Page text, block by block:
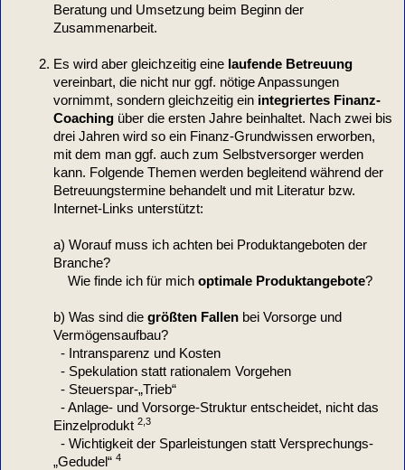
Beratung und Umsetzung beim Beginn der
Zusammenarbeit.
Es wird aber gleichzeitig eine laufende Betreuung
vereinbart, die nicht nur ggf. nötige Anpassungen
vornimmt, sondern gleichzeitig ein integriertes Finanz-
Coachingüber die ersten Jahre beinhaltet. Nach zwei bis
drei Jahren wird so ein Finanz-Grundwissen erworben,
mit dem man ggf. auch zum Selbstversorger werden
kann. Folgende Themen werden begleitend während der
Betreuungstermine behandelt und mit Literatur bzw.
Internet-Links unterstützt:
a) Worauf muss ich achten bei Produktangeboten der
Branche?
Wie finde ich für mich optimale Produktangebote?
b) Was sind die größten Fallenbei Vorsorge und
Vermögensaufbau?
- Intransparenz und Kosten
- Spekulation statt rationalem Vorgehen
- Steuerspar-„Trieb“
- Anlage- und Vorsorge-Struktur entscheidet, nicht das
Einzelprodukt 2,3
- Wichtigkeit der Sparleistungen statt Versprechungs-
„Gedudel“ 4